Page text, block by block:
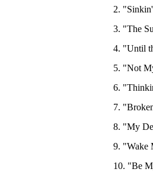
2.
3. "The
4. "Until
5. "Not
6.
7.
8. "My
9. "Wake
10. "Be